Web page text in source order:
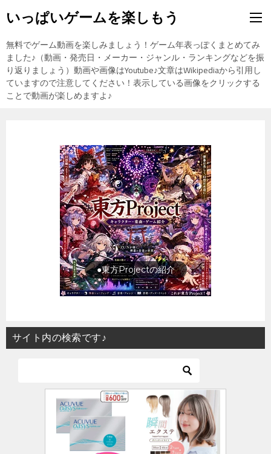
いっぱいゲームを楽しもう
無料でゲーム動画を楽しみましょう！ゲーム年表っぽくまとめてみ
ました♪（動画・発売日・メーカー・ジャンル・ランキングなどを振
り返りましょう）動画や画像はYoutube♪文章はWikipediaから引用し
ていますので注意してください！表示している画像をクリックする
ことで動画が楽しめますよ♪
●東方Projectの紹介
サイト内の検索です♪